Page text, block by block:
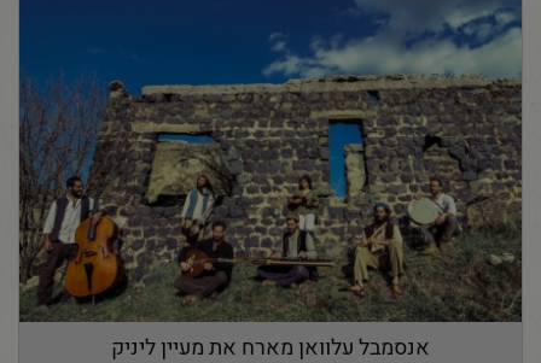
אנסמבל עלוואן מארח את מעיין ליניק